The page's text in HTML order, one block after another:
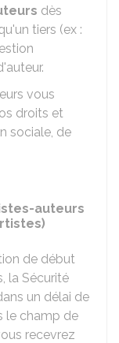
dès
tiers (ex :
vous
droits et
sociale, de
auteurs
de début
la Sécurité
un délai de
le champ de
recevrez